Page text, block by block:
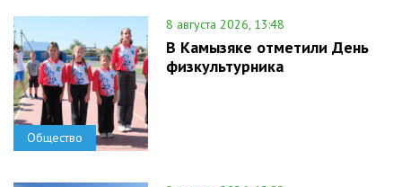
Общество
8 августа 2026, 13:48
В Камызяке отметили День
физкультурника